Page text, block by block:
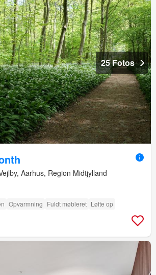
25 Fotos
Aarhus, Region Midtjylland
Opvarmning Fuldt møbleret Løfte op